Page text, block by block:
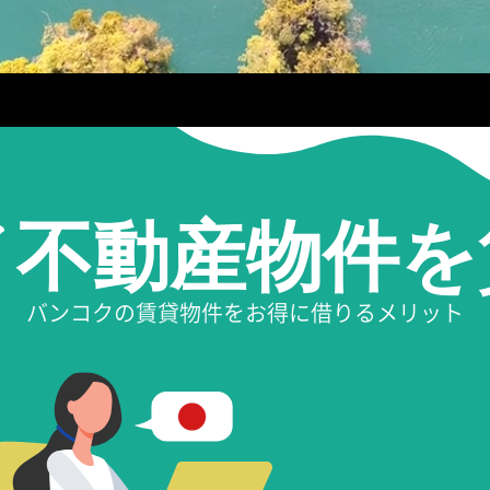
動産物件
バンコクの賃貸物件をお得に借りるメリット